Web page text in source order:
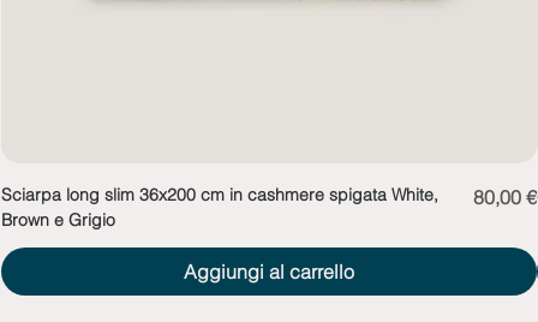
Sciarpa long slim 36x200 cm in cashmere spigata White,
Brown e Grigio
Prezzo
80,00 €
Aggiungi al carrello